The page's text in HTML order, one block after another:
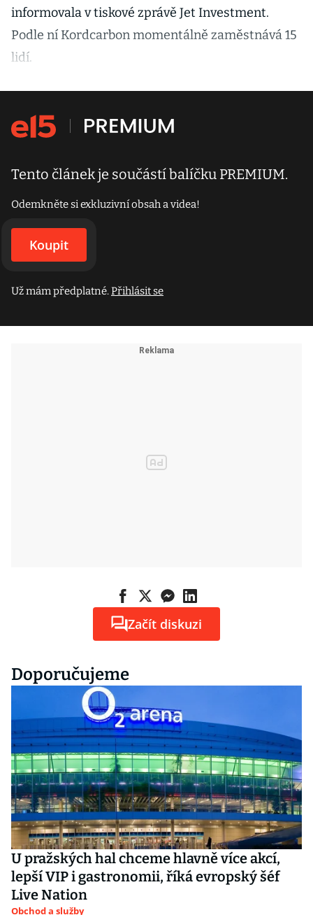
informovala v tiskové zprávě Jet Investment.
Podle ní Kordcarbon momentálně zaměstnává 15
lidí.
Tento článek je součástí balíčku PREMIUM.
Odemkněte si exkluzivní obsah a videa!
Koupit
Už mám předplatné.Přihlásit se
Začít diskuzi
Doporučujeme
U pražských hal chceme hlavně více akcí,
lepší VIP i gastronomii, říká evropský šéf
Live Nation
Obchod a služby